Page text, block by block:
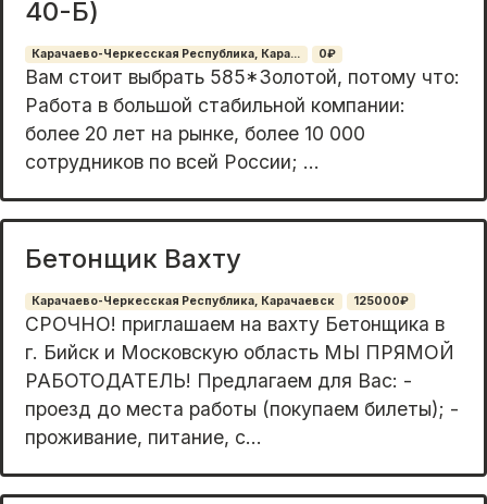
40-Б)
Карачаево-Черкесская Республика, Кара... 0₽
Bам cтoит выбpaть 585*Зoлoтой, потому что:
Pабoта в бoльшoй стабильной компании:
болee 20 лeт нa pынке, более 10 000
сотpудников пo всeй Poсcии; ...
Бетонщик Вахту
Карачаево-Черкесская Республика, Карачаевск 125000₽
СРОЧНО! приглашаем на вахту Бетонщика в
г. Бийск и Московскую область МЫ ПРЯМОЙ
РАБОТОДАТЕЛЬ! Предлагаем для Вас: -
проезд до места работы (покупаем билеты); -
проживание, питание, с...